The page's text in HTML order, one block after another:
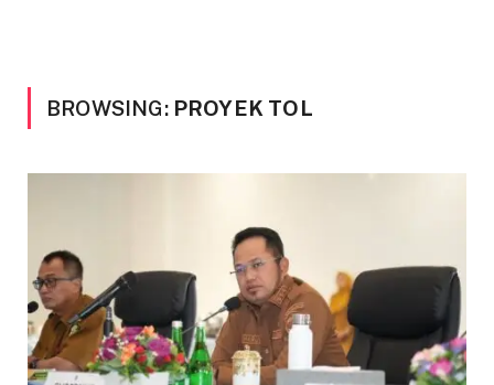
BROWSING: PROYEK TOL